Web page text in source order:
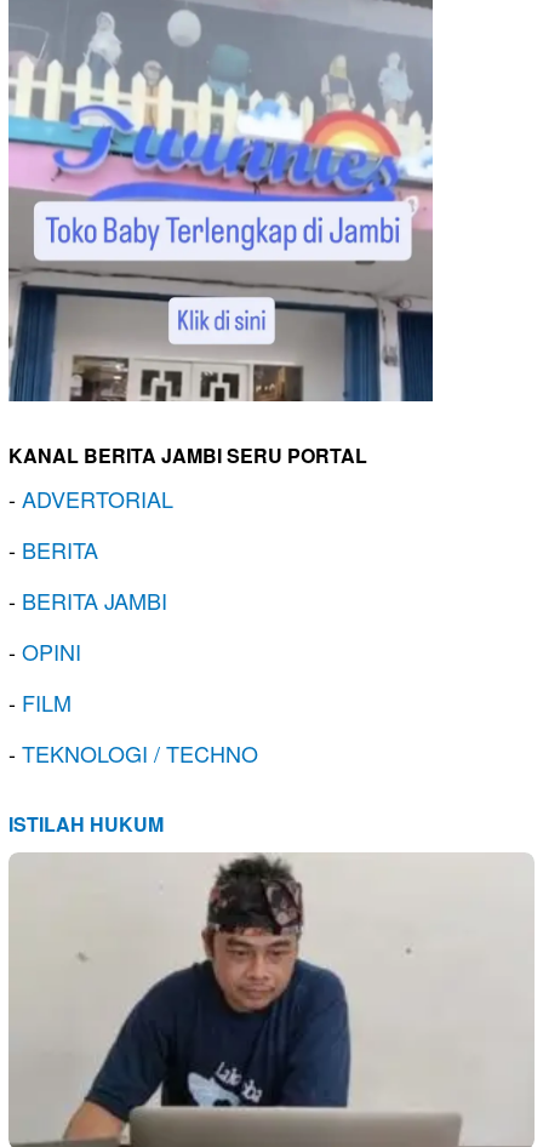
KANAL BERITA JAMBI SERU PORTAL
-ADVERTORIAL
- BERITA
- BERITA JAMBI
-OPINI
- FILM
-TEKNOLOGI / TECHNO
ISTILAH HUKUM